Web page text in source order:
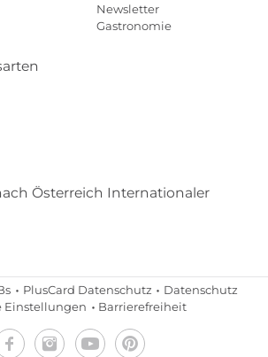
Newsletter
Gastronomie
Österreich Internationaler
PlusCard Datenschutz
Datenschutz
Einstellungen
Barrierefreiheit